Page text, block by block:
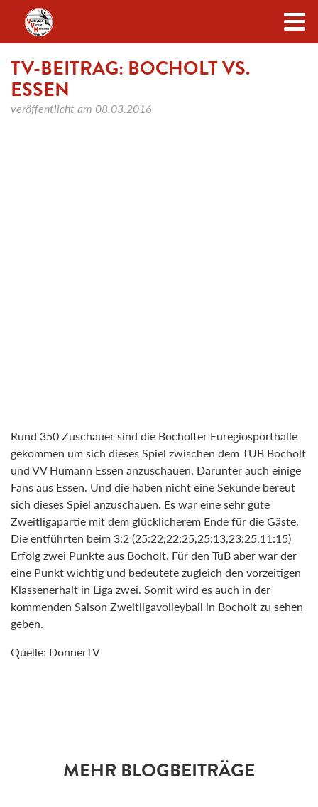
Zum Inhalt
TV-BEITRAG: BOCHOLT VS.
ESSEN
veröffentlicht am 08.03.2016
Rund 350 Zuschauer sind die Bocholter Euregiosporthalle
gekommen um sich dieses Spiel zwischen dem TUB Bocholt
und VV Humann Essen anzuschauen. Darunter auch einige
Fans aus Essen. Und die haben nicht eine Sekunde bereut
sich dieses Spiel anzuschauen. Es war eine sehr gute
Zweitligapartie mit dem glücklicherem Ende für die Gäste.
Die entführten beim 3:2 (25:22,22:25,25:13,23:25,11:15)
Erfolg zwei Punkte aus Bocholt. Für den TuB aber war der
eine Punkt wichtig und bedeutete zugleich den vorzeitigen
Klassenerhalt in Liga zwei. Somit wird es auch in der
kommenden Saison Zweitligavolleyball in Bocholt zu sehen
geben.
Quelle: DonnerTV
MEHR BLOGBEITRÄGE